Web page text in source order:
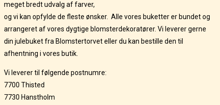
meget bredt udvalg af farver,
og vi kan opfylde de fleste ønsker. Alle vores buketter er bundet og
arrangeret af vores dygtige blomsterdekoratører. Vi leverer gerne
din julebuket fra Blomstertorvet eller du kan bestille den til
afhentning i vores butik.
Vi leverer til følgende postnumre:
7700 Thisted
7730 Hanstholm